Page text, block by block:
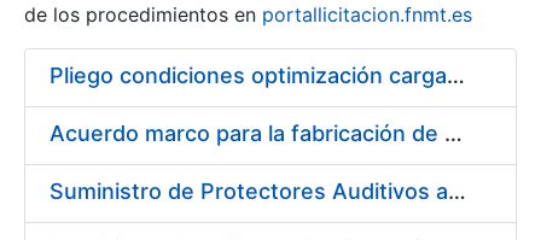
de los procedimientos en portallicitacion.fnmt.es
Pliego condiciones optimización cargas compras firmado
Acuerdo marco para la fabricación de piezas
Suministro de Protectores Auditivos a medida para las personas trabajadoras de los Centros de Trabajo de Madrid y Burgos